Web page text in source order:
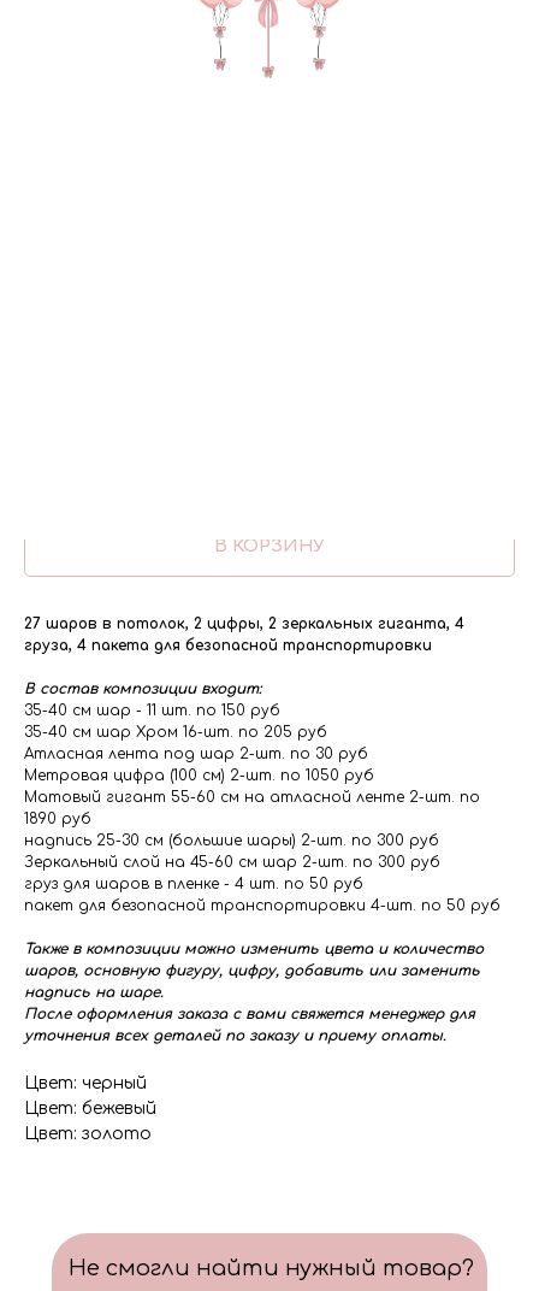
В КОРЗИНУ
27 шаров в потолок, 2 цифры, 2 зеркальных гиганта, 4
груза, 4 пакета для безопасной транспортировки
В состав композиции входит:
35-40 см шар - 11 шт. по 150 руб
35-40 см шар Хром 16-шт. по 205 руб
Атласная лента под шар 2-шт. по 30 руб
Метровая цифра (100 см) 2-шт. по 1050 руб
Матовый гигант 55-60 см на атласной ленте 2-шт. по
1890 руб
надпись 25-30 см (большие шары) 2-шт. по 300 руб
Зеркальный слой на 45-60 см шар 2-шт. по 300 руб
груз для шаров в пленке - 4 шт. по 50 руб
пакет для безопасной транспортировки 4-шт. по 50 руб
Также в композиции можно изменить цвета и количество
шаров, основную фигуру, цифру, добавить или заменить
надпись на шаре.
После оформления заказа с вами свяжется менеджер для
уточнения всех деталей по заказу и приему оплаты.
Цвет: черный
Цвет: бежевый
Цвет: золото
Не смогли найти нужный товар?